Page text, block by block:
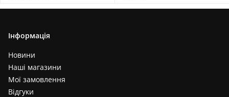
Інформація
Новини
Наші магазини
Мої замовлення
Відгуки